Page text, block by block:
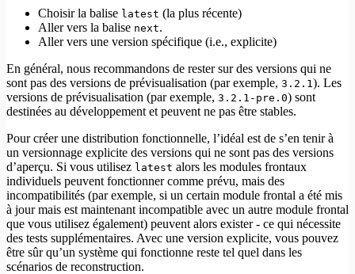
Choisir la balise latest (la plus récente)
Aller vers la balise next.
Aller vers une version spécifique (i.e., explicite)
En général, nous recommandons de rester sur des versions qui ne
sont pas des versions de prévisualisation (par exemple, 3.2.1 ). Les
versions de prévisualisation (par exemple, 3.2.1-pre.0) sont
destinées au développement et peuvent ne pas être stables.
Pour créer une distribution fonctionnelle, l’idéal est de s’en tenir à
un versionnage explicite des versions qui ne sont pas des versions
d’aperçu. Si vous utilisez latest alors les modules frontaux
individuels peuvent fonctionner comme prévu, mais des
incompatibilités (par exemple, si un certain module frontal a été mis
à jour mais est maintenant incompatible avec un autre module frontal
que vous utilisez également) peuvent alors exister - ce qui nécessite
des tests supplémentaires. Avec une version explicite, vous pouvez
être sûr qu’un système qui fonctionne reste tel quel dans les
scénarios de reconstruction.